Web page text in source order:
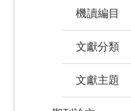
機讀編目
文獻分類
文獻主題